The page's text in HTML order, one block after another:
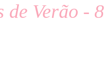
Verão -